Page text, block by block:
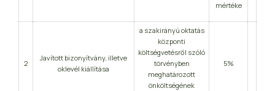
mértéke
2
Javított bizonyítvány, illetve
oklevél kiállítása
a szakirányú oktatás
központi
költségvetésről szóló
törvényben
meghatározott
önköltségének
5%